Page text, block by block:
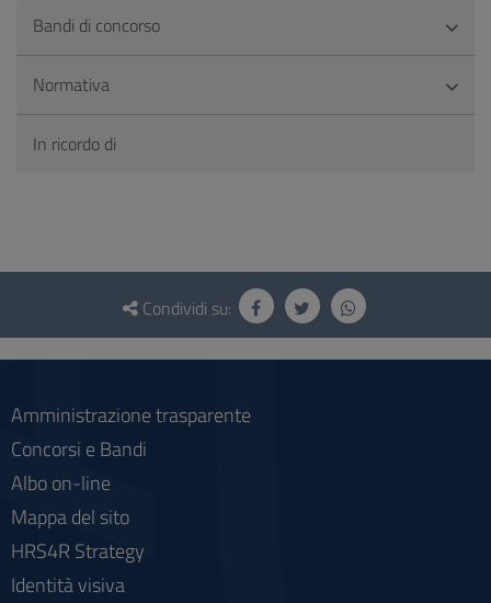
Bandi di concorso
Normativa
In ricordo di
Questionario
social
Condividi su:
Amministrazione trasparente
Concorsi e Bandi
Albo on-line
Mappa del sito
HRS4R Strategy
Identità visiva